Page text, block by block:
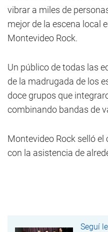
vibrar a miles de
mejor de la escena local
Montevideo Rock.
Un público de todas las
de la madrugada de los
doce grupos que
combinando bandas de
Montevideo Rock selló el
con la asistencia de
Seguí